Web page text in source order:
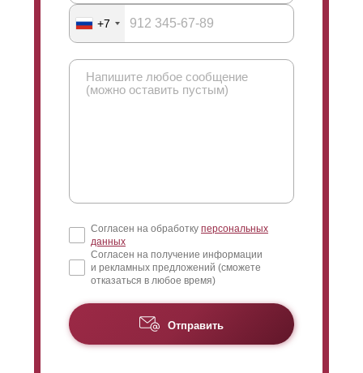
+7
Согласен на обработку персональных
данных
Согласен на получение информации
и рекламных предложений (сможете
отказаться в любое время)
Отправить